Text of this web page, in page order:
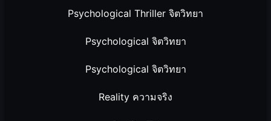
Psychological Thriller จิตวิทยา
Psychological จิตวิทยา
Psychological จิตวิทยา
Reality ความจริง